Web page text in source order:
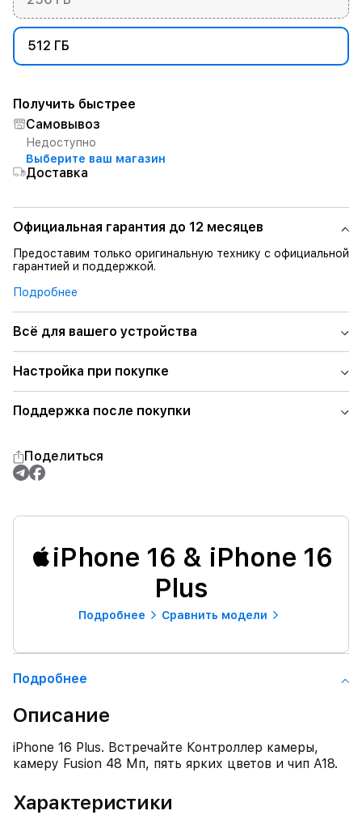
512 ГБ
Получить быстрее
Самовывоз
Недоступно
Выберите ваш магазин
Доставка
Официальная гарантия до 12 месяцев
Предоставим только оригинальную технику с официальной
гарантией и поддержкой.
Подробнее
Всё для вашего устройства
Настройка при покупке
Поддержка после покупки
Поделиться
iPhone 16 & iPhone 16
Plus
Подробнее Сравнить модели
Подробнее
Описание
iPhone 16 Plus. Встречайте Контроллер камеры,
камеру Fusion 48 Мп, пять ярких цветов и чип A18.
Характеристики